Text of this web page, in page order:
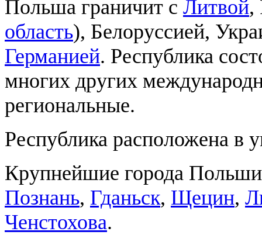
Польша граничит с Литвой,
область), Белоруссией,
Германией. Республика
многих других
региональные.
Республика расположена в
Крупнейшие города
Познань, Гданьск, Щецин,
Ченстохова.